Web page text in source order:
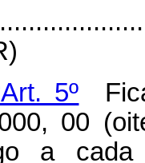
5º
00
a cada